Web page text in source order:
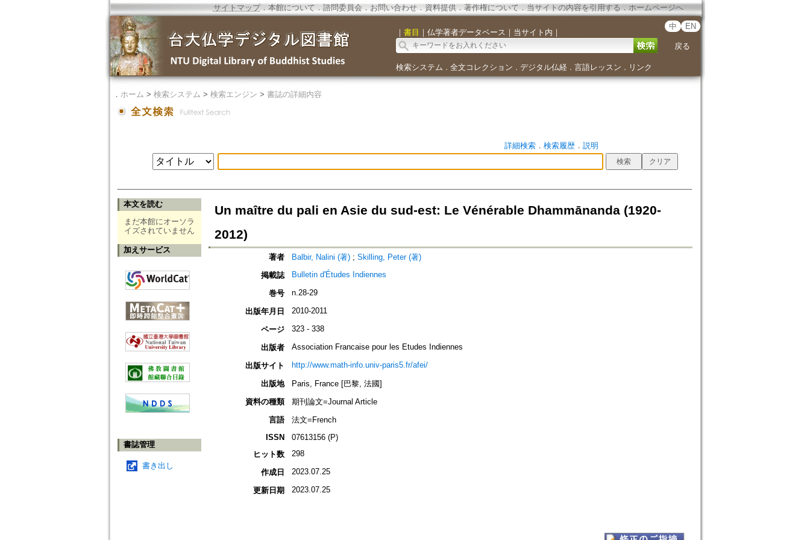
サイトマップ．本館について ． 諮問委員会． お問い合わせ． 資料提供． 著作権について．当サイトの内容を引用する ． ホームページへ
｜ 書目 ｜ 仏学著者データベース ｜ 当サイト内 ｜
中 EN
戻る
検索システム ． 全文コレクション ． デジタル仏経． 言語レッスン ． リンク
． ホーム > 検索システム > 検索エンジン > 書誌の詳細内容
詳細検索． 検索履歴． 説明
本文を読む
まだ本館にオーソラ
イズされていません
加えサービス
書誌管理
書き出し
Un maître du pali en Asie du sud-est: Le Vénérable Dhammānanda (1920-
2012)
著者 Balbir, Nalini (著); Skilling, Peter (著)
掲載誌
Bulletin d'Études Indiennes
巻号 n.28-29
出版年月日 2010-2011
ページ 323 - 338
出版者 Association Francaise pour les Etudes Indiennes
出版サイト http://www.math-info.univ-paris5.fr/afei/
出版地
Paris, France [巴黎, 法國]
資料の種類
期刊論文=Journal Article
言語
法文=French
ISSN
07613156 (P)
ヒット数
298
作成日 2023.07.25
更新日期 2023.07.25